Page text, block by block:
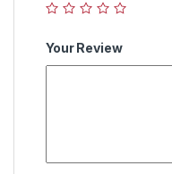
Your Review